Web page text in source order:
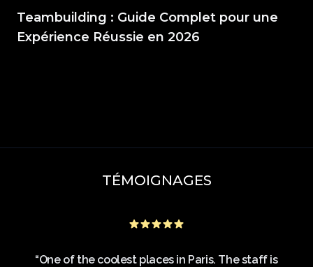
Teambuilding : Guide Complet pour une
Expérience Réussie en 2026
TÉMOIGNAGES
“One of the coolest places in Paris. The staff is